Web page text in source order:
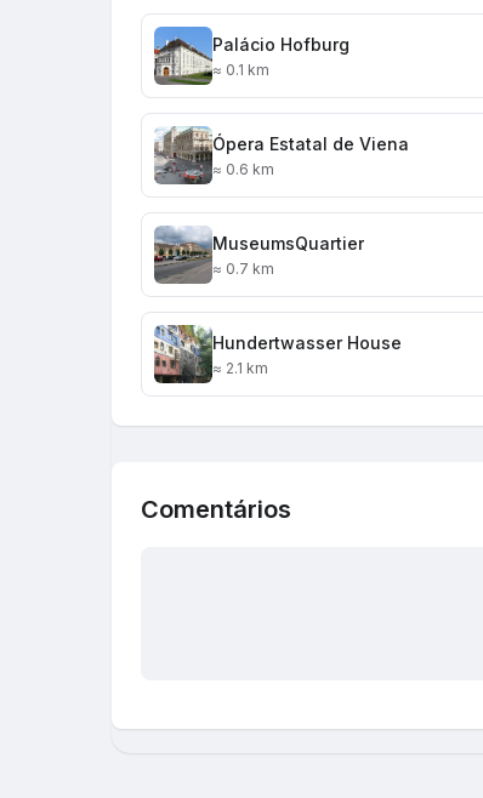
Palácio Hofburg
≈ 0.1 km
Ópera Estatal de Viena
≈ 0.6 km
MuseumsQuartier
≈ 0.7 km
Hundertwasser House
≈ 2.1 km
Comentários